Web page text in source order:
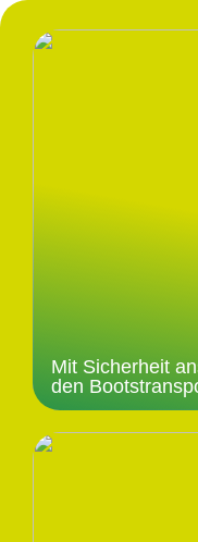
Mit Sicherheit
den